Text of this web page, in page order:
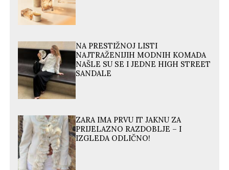
NA PRESTIŽNOJ LISTI
NAJTRAŽENIJIH MODNIH KOMADA
NAŠLE SU SE I JEDNE HIGH STREET
SANDALE
ZARA IMA PRVU IT JAKNU ZA
PRIJELAZNO RAZDOBLJE – I
IZGLEDA ODLIČNO!